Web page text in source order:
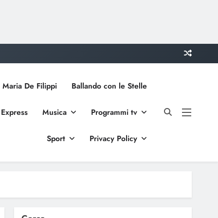
De Filippi Ballando con le Stelle
Musica Programmi tv
Sport Privacy Policy